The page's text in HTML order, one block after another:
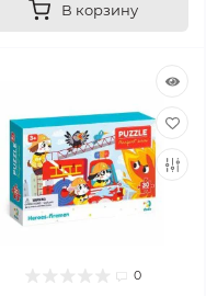
В корзину
0